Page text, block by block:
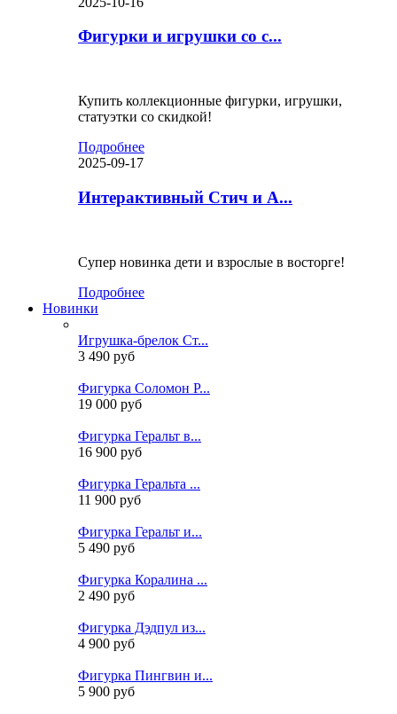
Фигурки и игрушки со с...
Купить коллекционные фигурки, игрушки,
статуэтки со скидкой!
Подробнее
2025-09-17
Интерактивный Стич и А...
Супер новинка дети и взрослые в восторге!
Подробнее
Новинки
Игрушка-брелок Ст...
3 490 руб
Фигурка Соломон Р...
19 000 руб
Фигурка Геральт в...
16 900 руб
Фигурка Геральта ...
11 900 руб
Фигурка Геральт и...
5 490 руб
Фигурка Коралина ...
2 490 руб
Фигурка Дэдпул из...
4 900 руб
Фигурка Пингвин и...
5 900 руб